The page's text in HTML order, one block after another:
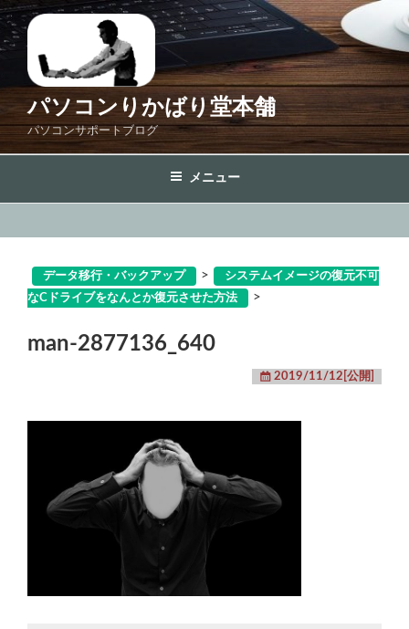
コ
ン
テ
ス
プ
パソコンりかばり堂本舗
パソコンサポートブログ
メニュー
データ移行・バックアップ >
システムイメージの復元不可
なCドライブをなんとか復元させた方法
>
man-2877136_640
2019/11/12[公開]